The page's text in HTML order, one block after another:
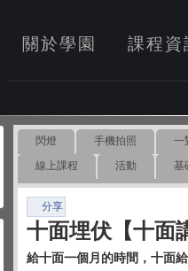
關於學園 課程資
閃燈 手機拍照 一
線上課程
活動 基
分享
十面埋伏【十面
給十面一個月的時間，十面